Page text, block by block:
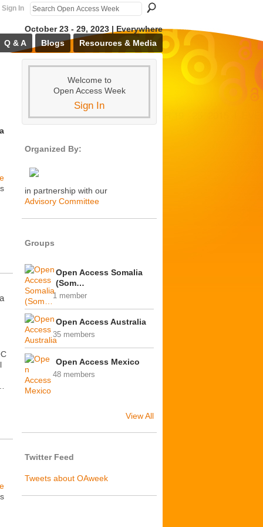
Sign In
October 23 - 29, 2023 | Everywhere
Q & A
Blogs Resources & Media
Welcome to
Open Access Week
Sign In
Organized By:
in partnership with our
Advisory Committee
Groups
Open Access Somalia
(Som…
1 member
Open Access Australia
35 members
Open Access Mexico
48 members
View All
Twitter Feed
Tweets about OAweek